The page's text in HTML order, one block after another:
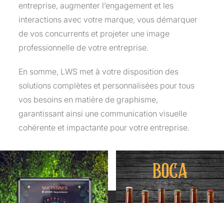
entreprise, augmenter l’engagement et les
interactions avec votre marque, vous démarquer
de vos concurrents et projeter une image
professionnelle de votre entreprise.
En somme, LWS met à votre disposition des
solutions complètes et personnalisées pour tous
vos besoins en matière de graphisme,
garantissant ainsi une communication visuelle
cohérente et impactante pour votre entreprise.